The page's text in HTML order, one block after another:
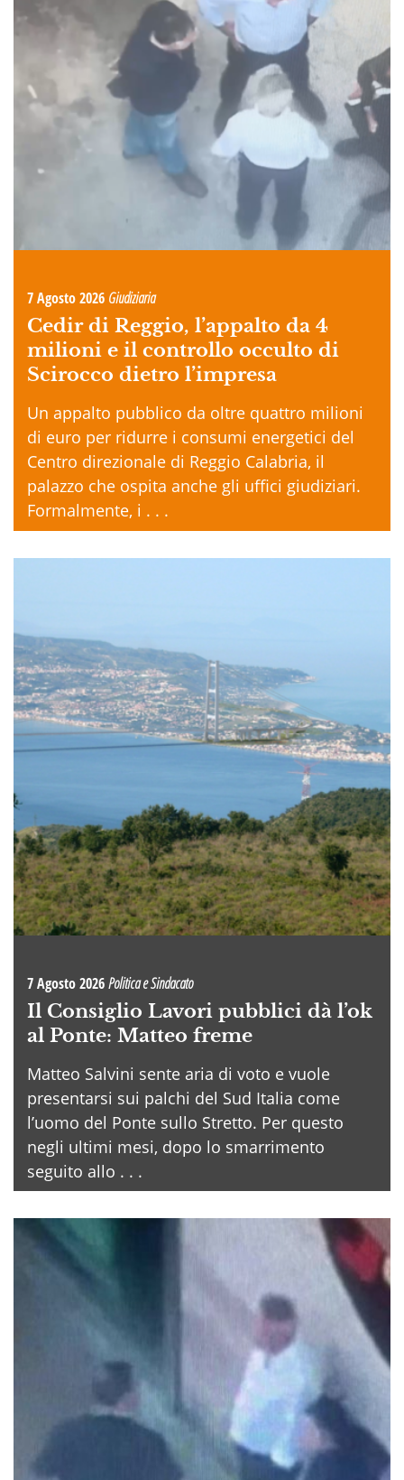
7 Agosto 2026 Giudiziaria
Cedir di Reggio, l’appalto da 4
milioni e il controllo occulto di
Scirocco dietro l’impresa
Un appalto pubblico da oltre quattro milioni
di euro per ridurre i consumi energetici del
Centro direzionale di Reggio Calabria, il
palazzo che ospita anche gli uffici giudiziari.
Formalmente, i . . .
7 Agosto 2026Politica e Sindacato
Il Consiglio Lavori pubblici dà l’ok
al Ponte: Matteo freme
Matteo Salvini sente aria di voto e vuole
presentarsi sui palchi del Sud Italia come
l’uomo del Ponte sullo Stretto. Per questo
negli ultimi mesi, dopo lo smarrimento
seguito allo . . .